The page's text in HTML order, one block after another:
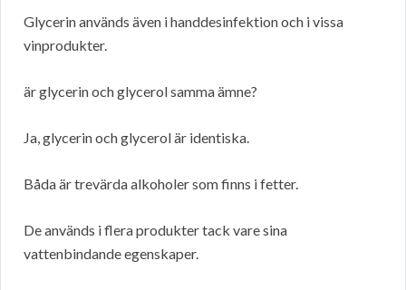
Glycerin används även i handdesinfektion och i vissa
vinprodukter.
är glycerin och glycerol samma ämne?
Ja, glycerin och glycerol är identiska.
Båda är trevärda alkoholer som finns i fetter.
De används i flera produkter tack vare sina
vattenbindande egenskaper.